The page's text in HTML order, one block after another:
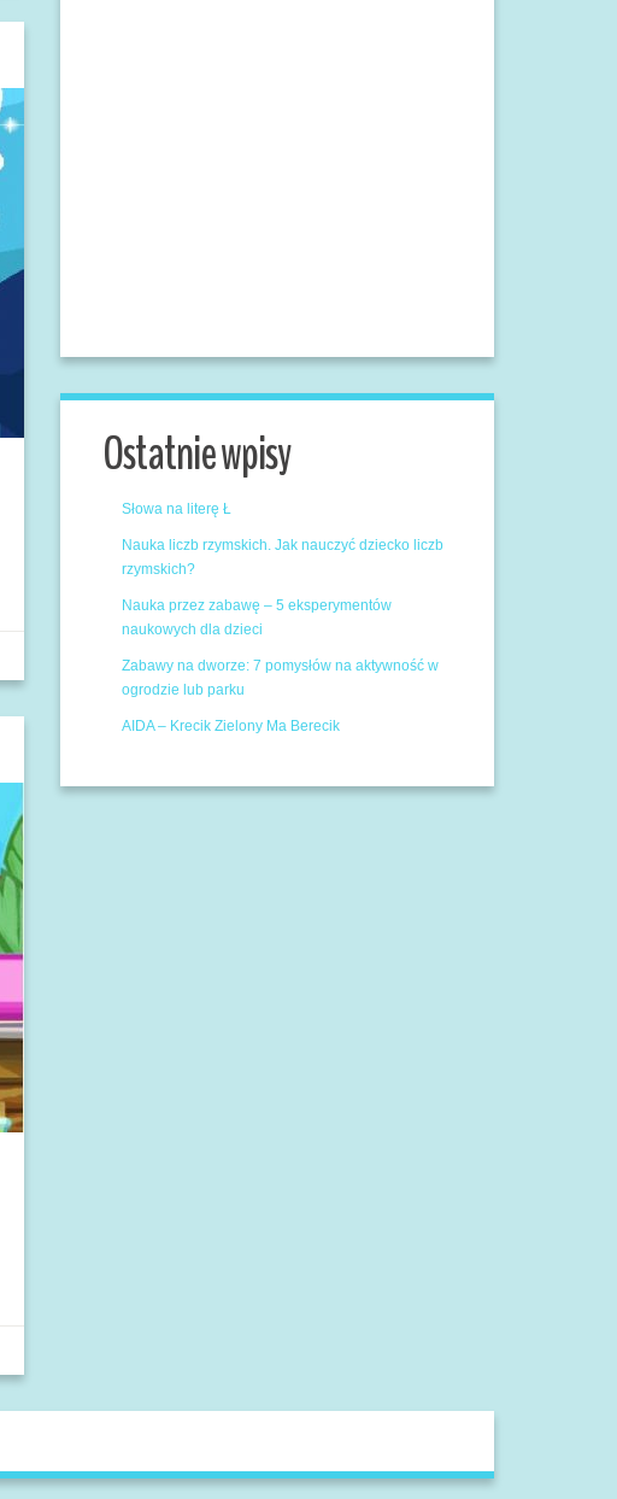
Ostatnie wpisy
Słowa na literę Ł
Nauka liczb rzymskich. Jak nauczyć dziecko liczb
rzymskich?
Nauka przez zabawę – 5 eksperymentów
naukowych dla dzieci
Zabawy na dworze: 7 pomysłów na aktywność w
ogrodzie lub parku
AIDA – Krecik Zielony Ma Berecik